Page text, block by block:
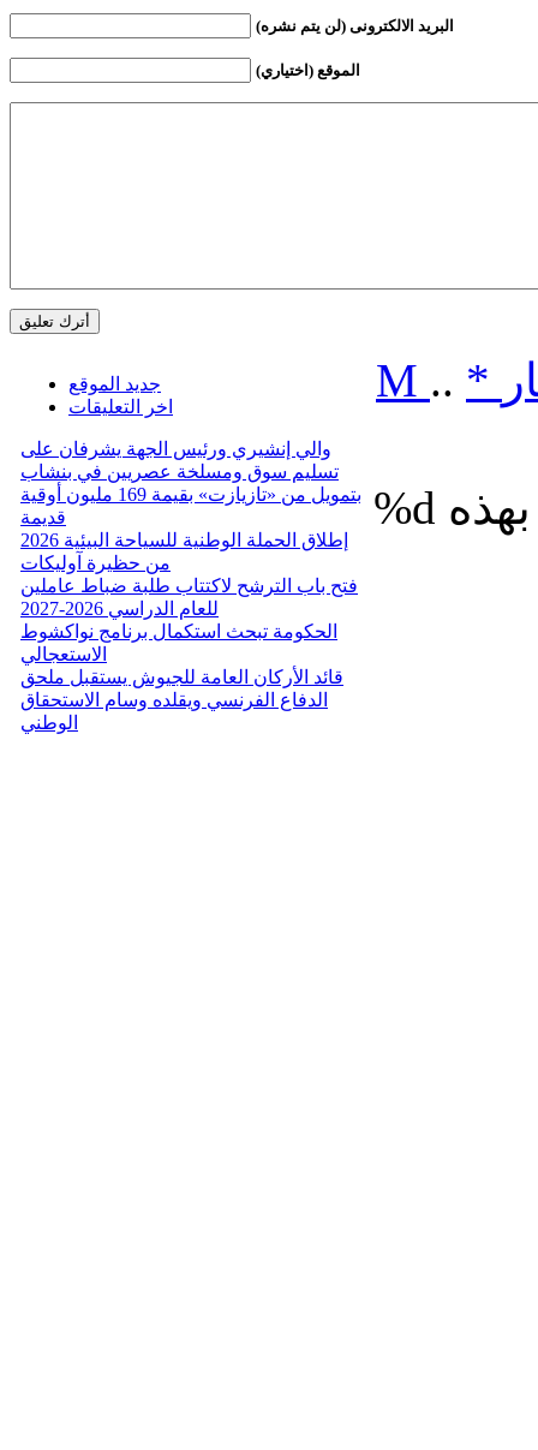
البريد الالكترونى (لن يتم نشره)
الموقع (اختياري)
جديد الموقع
اخر التعليقات
والي إنشيري ورئيس الجهة يشرفان على
تسليم سوق ومسلخة عصريين في بنشاب
بتمويل من «تازيازت» بقيمة 169 مليون أوقية
قديمة
إطلاق الحملة الوطنية للسياحة البيئية 2026
من حظيرة آوليكات
فتح باب الترشح لاكتتاب طلبة ضباط عاملين
للعام الدراسي 2026-2027
الحكومة تبحث استكمال برنامج نواكشوط
الاستعجالي
قائد الأركان العامة للجيوش يستقبل ملحق
الدفاع الفرنسي ويقلده وسام الاستحقاق
الوطني
M .. *
%d